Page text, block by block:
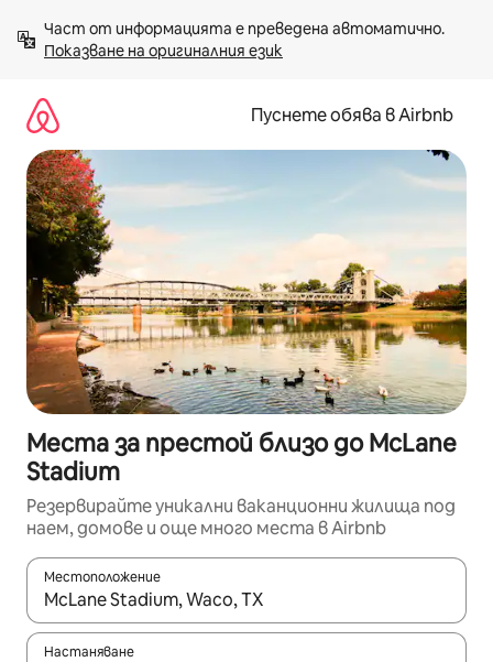
към
съдържанието
Показване на оригиналния език
Пуснете обява в Airbnb
Места за престой близо до McLane
Stadium
Резервирайте уникални ваканционни жилища под
наем, домове и още много места в Airbnb
Местоположение
Когато резултатите се покажат, използвайте
Настаняване